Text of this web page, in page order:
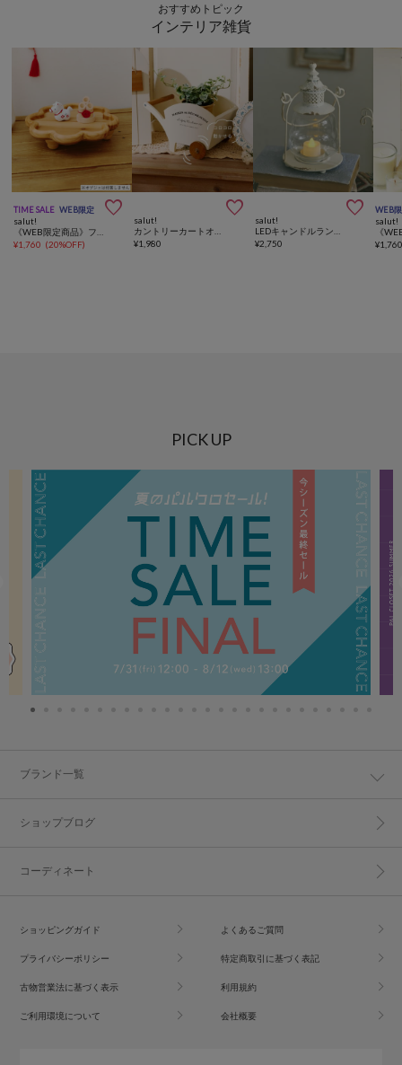
おすすめトピック
インテリア雑貨
TIME SALE WEB限定 
salut!
¥1,760 (20%OFF)

salut!
¥1,980

salut!
¥2,750
WEB
salut!
¥
PICK UP
ブランド一覧
ショップブログ
コーディネート
ショッピングガイド よくあるご質問
プライバシーポリシー 特定商取引に基づく表記
古物営業法に基づく表示 利用規約
ご利用環境について 会社概要